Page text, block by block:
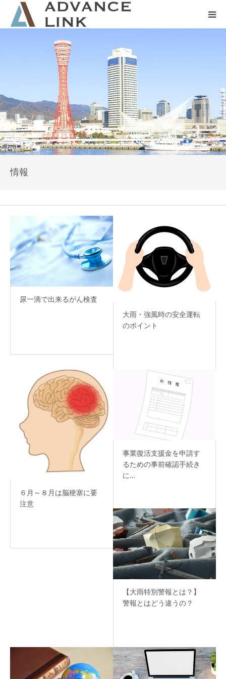
情報
尿一滴で出来るがん検査
大雨・強風時の安全運転
のポイント
６月～８月は脳梗塞に要
注意
事業復活支援金を申請す
るための事前確認手続き
に…
【大雨特別警報とは？】
警報とはどう違うの？
会社概要
ネット保険
事業保険